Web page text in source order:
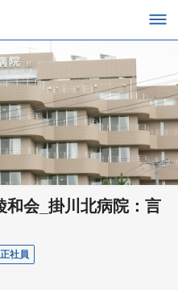
和会_掛川北病院：言
正社員